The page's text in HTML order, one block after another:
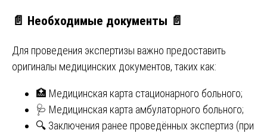
📄 Необходимые документы 📄
Для проведения экспертизы важно предоставить
оригиналы медицинских документов, таких как:
🏥 Медицинская карта стационарного больного;
🩺 Медицинская карта амбулаторного больного;
🔍 Заключения ранее проведённых экспертиз (при